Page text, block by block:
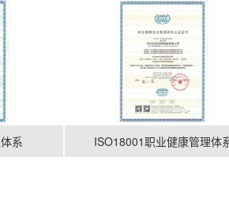
ISO18001职业健康管理体系